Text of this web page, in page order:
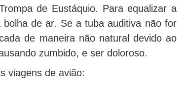
de Eustáquio. Para equalizar a
de ar. Se a tuba auditiva não for
de maneira não natural devido ao
zumbido, e ser doloroso.
viagens de avião: